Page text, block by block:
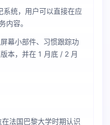
统，用户可以直接在应
内容。
幕小部件、习惯跟踪功
本，并在 1 月底 / 2 月
法国巴黎大学时期认识